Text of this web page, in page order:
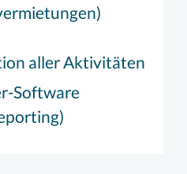
aller Aktivitäten
Software